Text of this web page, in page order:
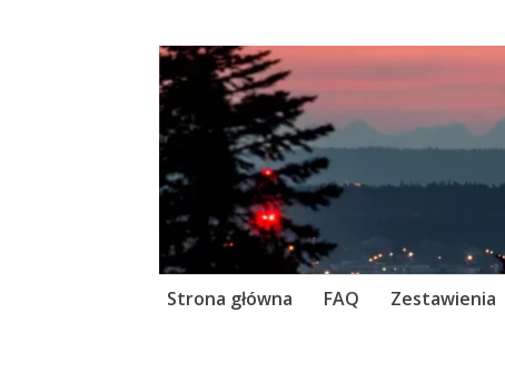
Skip
Strona główna FAQ Zestawienia